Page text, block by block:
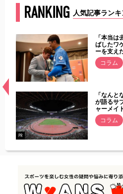
RANKING 人気記事ラン
常
「本当
ばしたワ
ーを支え
コラム
PR
「なん
が語るサ
ャーメイ
コラム